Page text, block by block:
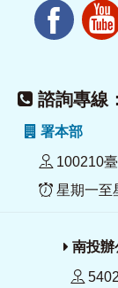
諮詢專線
署本部
100210
星期一至
南投辦